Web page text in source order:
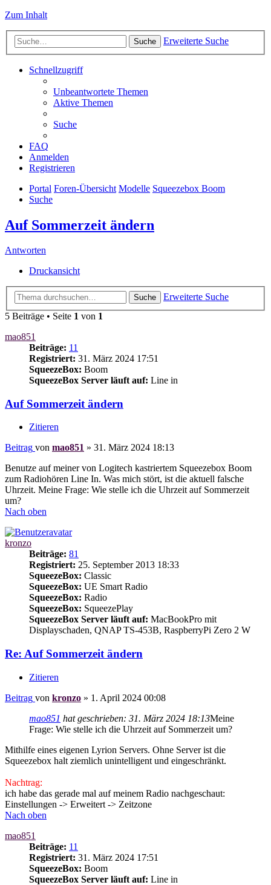
Zum Inhalt
Suche Erweiterte Suche
Schnellzugriff
Unbeantwortete Themen
Aktive Themen
Suche
FAQ
Anmelden
Registrieren
Portal Foren-Übersicht Modelle Squeezebox Boom
Suche
Auf Sommerzeit ändern
Antworten
Druckansicht
Suche
Erweiterte Suche
5 Beiträge • Seite 1 von 1
mao851
Beiträge: 11
Registriert: 31. März 2024 17:51
SqueezeBox: Boom
SqueezeBox Server läuft auf: Line in
Auf Sommerzeit ändern
Zitieren
Beitrag von mao851 » 31. März 2024 18:13
Benutze auf meiner von Logitech kastriertem Squeezebox Boom
zum Radiohören Line In. Was mich stört, ist die aktuell falsche
Uhrzeit. Meine Frage: Wie stelle ich die Uhrzeit auf Sommerzeit
um?
Nach oben
kronzo
Beiträge: 81
Registriert: 25. September 2013 18:33
SqueezeBox: Classic
SqueezeBox: UE Smart Radio
SqueezeBox: Radio
SqueezeBox: SqueezePlay
SqueezeBox Server läuft auf: MacBookPro mit
Displayschaden, QNAP TS-453B, RaspberryPi Zero 2 W
Re: Auf Sommerzeit ändern
Zitieren
Beitrag von kronzo » 1. April 2024 00:08
mao851 hat geschrieben: 31. März 2024 18:13Meine
Frage: Wie stelle ich die Uhrzeit auf Sommerzeit um?
Mithilfe eines eigenen Lyrion Servers. Ohne Server ist die
Squeezebox halt ziemlich unintelligent und eingeschränkt.
Nachtrag:
ich habe das gerade mal auf meinem Radio nachgeschaut:
Einstellungen -> Erweitert -> Zeitzone
Nach oben
mao851
Beiträge: 11
Registriert: 31. März 2024 17:51
SqueezeBox: Boom
SqueezeBox Server läuft auf: Line in